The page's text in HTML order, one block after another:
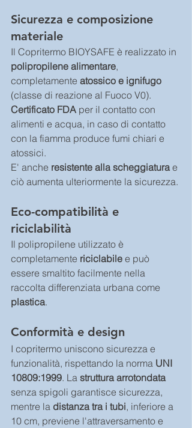
Sicurezza e composizione
materiale
Il Copritermo BIOYSAFE è realizzato in
polipropilene alimentare,
completamente atossico e ignifugo
(classe di reazione al Fuoco V0).
Certificato FDA per il contatto con
alimenti e acqua, in caso di contatto
con la fiamma produce fumi chiari e
atossici.
E' anche resistente alla scheggiatura e
ciò aumenta ulteriormente la sicurezza.
Eco-compatibilità e
riciclabilità
Il polipropilene utilizzato è
completamente riciclabile e può
essere smaltito facilmente nella
raccolta differenziata urbana come
plastica.
Conformità e design
I copritermo uniscono sicurezza e
funzionalità, rispettando la norma UNI
10809:1999. La struttura arrotondata
senza spigoli garantisce sicurezza,
mentre la distanza tra i tubi, inferiore a
10 cm, previene l'attraversamento e